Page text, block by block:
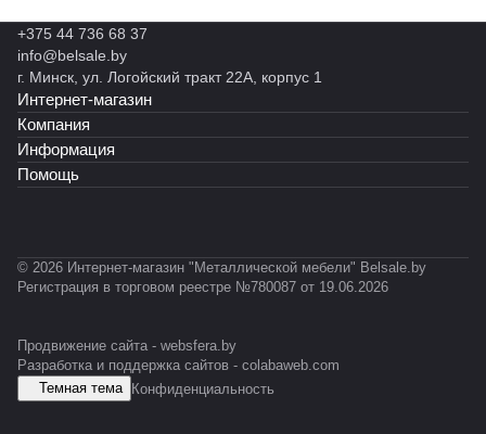
+375 44 736 68 37
info@belsale.by
г. Минск, ул. Логойский тракт 22А, корпус 1
Интернет-магазин
Компания
Информация
Помощь
© 2026 Интернет-магазин "Металлической мебели" Belsale.by
Регистрация в торговом реестре №780087 от 19.06.2026
Продвижение сайта - websfera.by
Разработка и поддержка сайтов - colabaweb.com
Темная тема Конфиденциальность